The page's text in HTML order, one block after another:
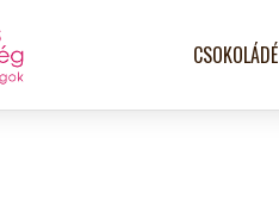
CSOKOLÁDÉ